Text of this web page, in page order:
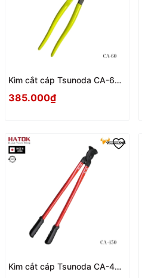
Kìm cắt cáp Tsunoda CA-60
385.000₫
Kìm cắt cáp Tsunoda CA-450